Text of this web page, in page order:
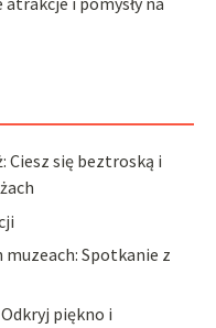
Ciesz się beztroską i
muzeach: Spotkanie z
piękno i